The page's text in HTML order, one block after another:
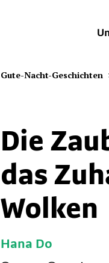
Gute-Nacht-Geschichten
Die
das
Wolken
Hana Do